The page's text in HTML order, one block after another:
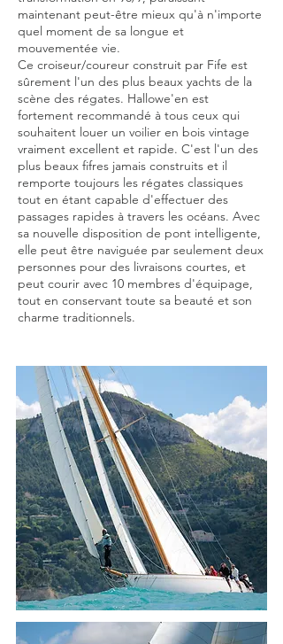
maintenant peut-être mieux qu'à n'importe
quel moment de sa longue et
mouvementée vie.
Ce croiseur/coureur construit par Fife est
sûrement l'un des plus beaux yachts de la
scène des régates. Hallowe'en est
fortement recommandé à tous ceux qui
souhaitent louer un voilier en bois vintage
vraiment excellent et rapide. C'est l'un des
plus beaux fifres jamais construits et il
remporte toujours les régates classiques
tout en étant capable d'effectuer des
passages rapides à travers les océans. Avec
sa nouvelle disposition de pont intelligente,
elle peut être naviguée par seulement deux
personnes pour des livraisons courtes, et
peut courir avec 10 membres d'équipage,
tout en conservant toute sa beauté et son
charme traditionnels.